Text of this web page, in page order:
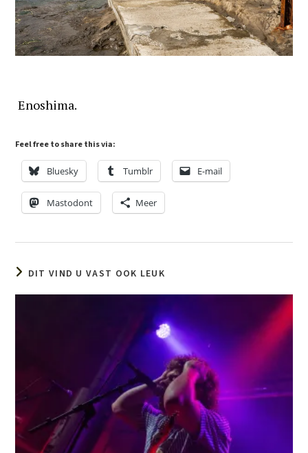
Enoshima.
Feel free to share this via:
Bluesky Tumblr E-mail
Mastodont Meer
DIT VIND U VAST OOK LEUK